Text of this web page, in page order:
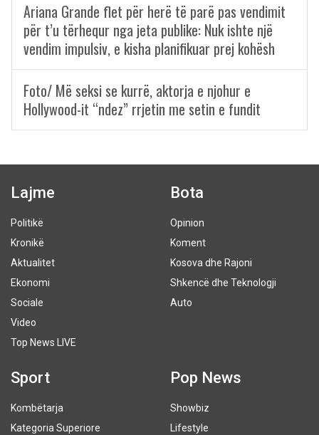
Ariana Grande flet për herë të parë pas vendimit
për t’u tërhequr nga jeta publike: Nuk ishte një
vendim impulsiv, e kisha planifikuar prej kohësh
Foto/ Më seksi se kurrë, aktorja e njohur e
Hollywood-it “ndez” rrjetin me setin e fundit
Lajme
Politikë
Kronikë
Aktualitet
Ekonomi
Sociale
Video
Top News LIVE
Bota
Opinion
Koment
Kosova dhe Rajoni
Shkencë dhe Teknologji
Auto
Sport
Kombëtarja
Kategoria Superiore
Pop News
Showbiz
Lifestyle